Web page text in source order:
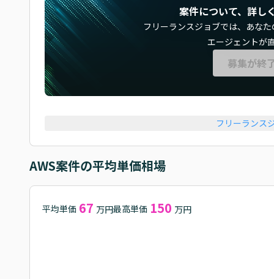
案件について、詳し
フリーランスジョブでは、 あな
エージェントが
募集が終
フリーランス
AWS案件の平均単価相場
平均単価 67 万円最高単価 150 万円